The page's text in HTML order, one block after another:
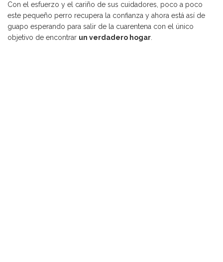
Con el esfuerzo y el cariño de sus cuidadores, poco a poco
este pequeño perro recupera la confianza y ahora está así de
guapo esperando para salir de la cuarentena con el único
objetivo de encontrar un verdadero hogar.